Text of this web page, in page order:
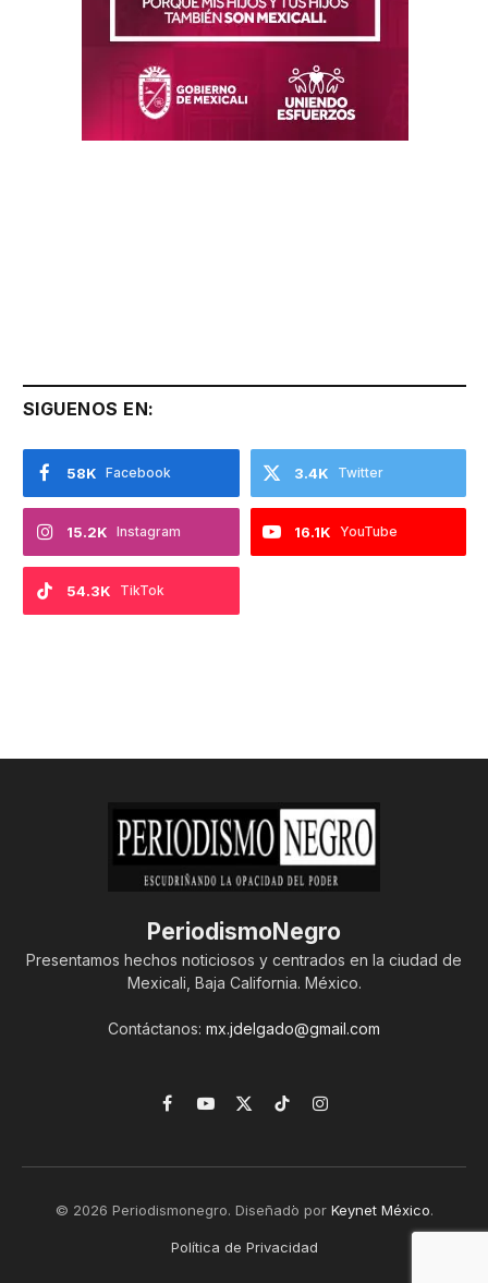
SIGUENOS EN:
Facebook
58K Twitter
3.4K
Instagram
15.2K YouTube
16.1K
TikTok
54.3K
PeriodismoNegro
Presentamos hechos noticiosos y centrados en la ciudad de
Mexicali, Baja California. México.
Contáctanos: mx.jdelgado@gmail.com
Facebook
YouTube
X
TikTokInstagram
© 2026 Periodismonegro. Diseñado por Keynet México.
Política de Privacidad